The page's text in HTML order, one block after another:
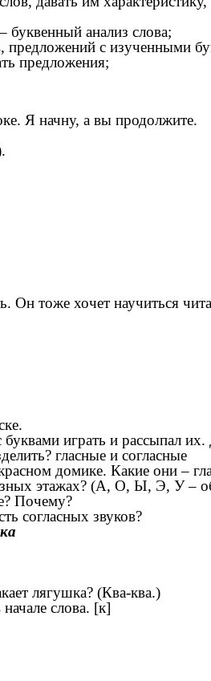
буквенный анализ слова;
предложений с изученными
предложения;
Я начну, а вы продолжите.
Он тоже хочет научиться
играть и рассыпал
гласные и согласные
домике. Какие они –
этажах? (А, О, Ы, Э, У –
Почему?
согласных звуков?
лягушка? (Ква-ква.)
слова. [к]